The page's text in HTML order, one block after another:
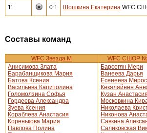
1' 0:1 Шошкина Екатерина WFC
Составы команд
WFC Звезда М
WFC СШОР
Анисимова Злата
Барабанщикова Мария
Батова Ксения
Васильева Капитолина
Голомолзина Софья
Гордеева Александра
Зуева Ксения
Кораблева Анастасия
Коренькова Мария
Павлова Полина
Барсегян Мери
Ванеева Дарья
Есенеева
Кекяляйнен
Кузан Анастасия
Московкина
Николаева
Никонова
Савкина
Саликовская